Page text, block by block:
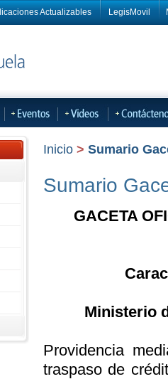
Actualizables LegisMovil
Inicio > Sumario
Sumario
GACETA
Ministerio
Providencia
traspaso de